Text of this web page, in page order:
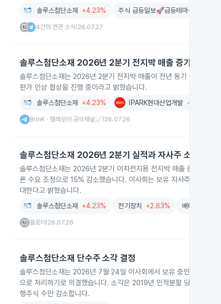
솔루스첨단소재 +4.23% 주식 급등일보🚀급등테마·대장주 탐
4건의 연관 소식 26.07.27
솔루스첨단소재 2026년 2분기 전지박 매출 증가
솔루스첨단소재는 2026년 2분기 전지박 매출이 전년 동기 대비
판가 인상 협상을 진행 중이라고 밝혔습니다.
솔루스첨단소재 +4.23% IPARK현대산업개발 -0.22%
BrinK · 텔레모아 공식채널📈 26.07.26
솔루스첨단소재 2026년 2분기 실적과 자사주 소각 결정
솔루스첨단소재는 2026년 2분기 이차전지용 전지박 매출 증가로 전
폰 수요 조정으로 15% 감소했습니다. 이사회는 보유 자사주 전량을
대한다고 밝혔습니다.
솔루스첨단소재 +4.23% 전기장치 +2.83% 배터리
블로터 26.07.26
솔루스첨단소재 단수주 소각 결정
솔루스첨단소재는 2026년 7월 24일 이사회에서 보유 중인 보통주
으로 처리하기로 의결했습니다. 소각은 2019년 인적분할 당시 취득
행주식 수만 감소합니다.